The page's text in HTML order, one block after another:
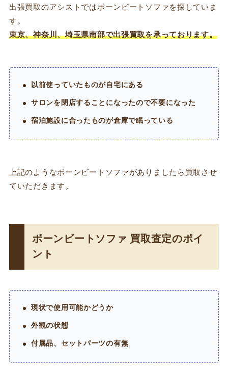
出張買取のアシストではボーンビートソファを探していま
す。
東京、神奈川、埼玉県南部で出張買取を承っております。
以前使っていたものが自宅にある
サロンを閉店することになったので不要になった
宿泊施設に合ったものが倉庫で眠っている
上記のようなボーンビートソファがありましたら買取させ
ていただきます。
ボーンビートソファ 買取査定のポイ
ント
現状で使用可能かどうか
外観の状態
付属品、セットパーツの有無